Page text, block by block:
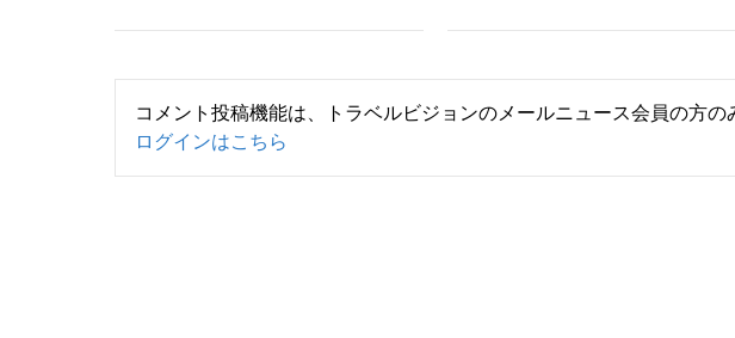
コメント投稿機能は、トラベルビジョンのメールニュース会員の方の
ログインはこちら